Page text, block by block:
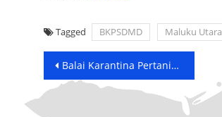
Tagged BKPSDMD Maluku Utara
Post
navigation
Balai Karantina Pertanian Ternate Pastikan Hewan Kurban Aman dari PMK